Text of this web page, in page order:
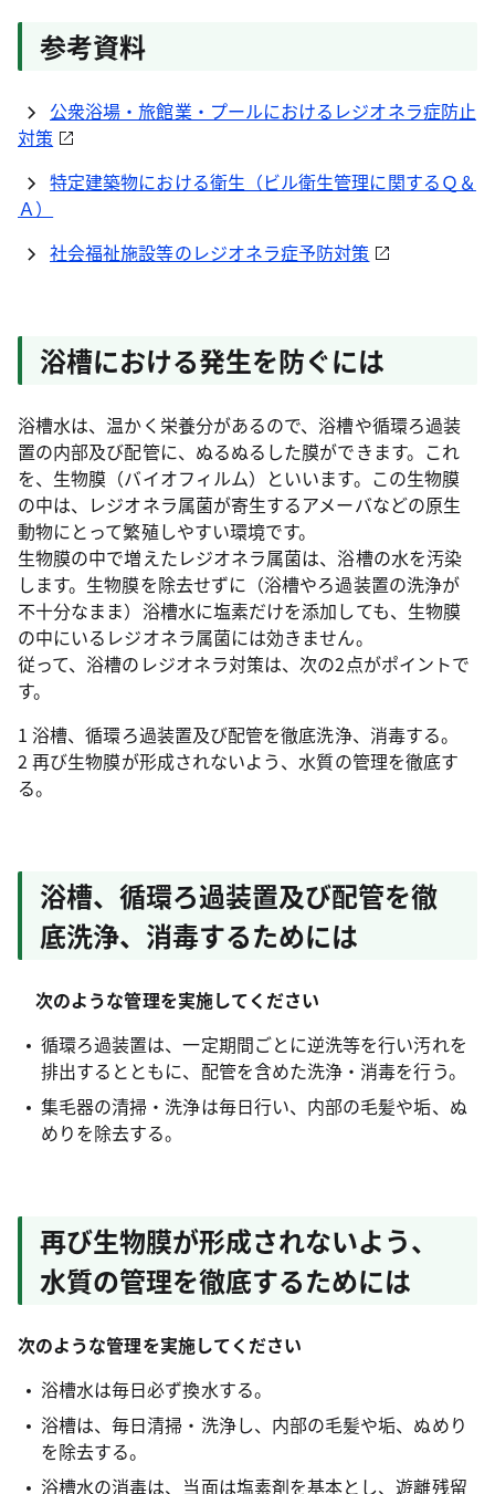
参考資料
公衆浴場・旅館業・プールにおけるレジオネラ症防止
対策
特定建築物における衛生（ビル衛生管理に関するＱ＆
Ａ）
社会福祉施設等のレジオネラ症予防対策
浴槽における発生を防ぐには
浴槽水は、温かく栄養分があるので、浴槽や循環ろ過装
置の内部及び配管に、ぬるぬるした膜ができます。これ
を、生物膜（バイオフィルム）といいます。この生物膜
の中は、レジオネラ属菌が寄生するアメーバなどの原生
動物にとって繁殖しやすい環境です。
生物膜の中で増えたレジオネラ属菌は、浴槽の水を汚染
します。生物膜を除去せずに（浴槽やろ過装置の洗浄が
不十分なまま）浴槽水に塩素だけを添加しても、生物膜
の中にいるレジオネラ属菌には効きません。
従って、浴槽のレジオネラ対策は、次の2点がポイントで
す。
1 浴槽、循環ろ過装置及び配管を徹底洗浄、消毒する。
2 再び生物膜が形成されないよう、水質の管理を徹底す
る。
浴槽、循環ろ過装置及び配管を徹
底洗浄、消毒するためには
次のような管理を実施してください
循環ろ過装置は、一定期間ごとに逆洗等を行い汚れを
排出するとともに、配管を含めた洗浄・消毒を行う。
集毛器の清掃・洗浄は毎日行い、内部の毛髪や垢、ぬ
めりを除去する。
再び生物膜が形成されないよう、
水質の管理を徹底するためには
次のような管理を実施してください
浴槽水は毎日必ず換水する。
浴槽は、毎日清掃・洗浄し、内部の毛髪や垢、ぬめり
を除去する。
浴槽水の消毒は、当面は塩素剤を基本とし、遊離残留